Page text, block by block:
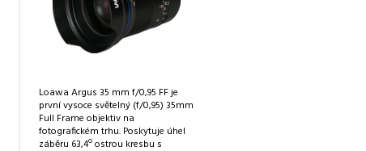
Loawa Argus 35 mm f/0,95 FF je
první vysoce světelný (f/0,95) 35mm
Full Frame objektiv na
fotografickém trhu. Poskytuje úhel
záběru 63,4o ostrou kresbu s